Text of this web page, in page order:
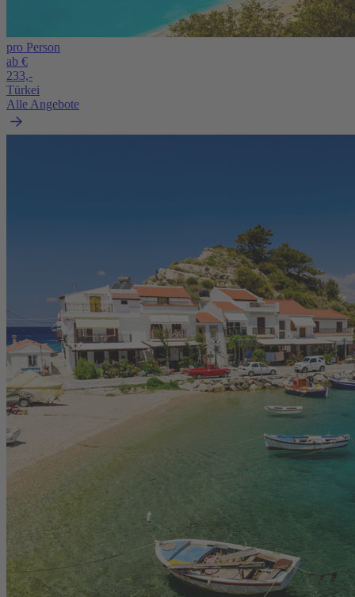
pro Person
ab €
233,-
Türkei
Alle Angebote